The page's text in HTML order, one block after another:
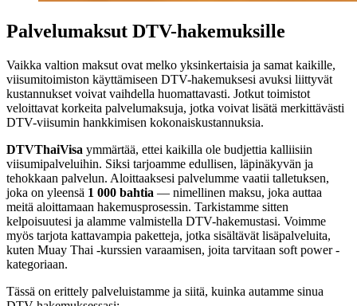
Palvelumaksut DTV-hakemuksille
Vaikka valtion maksut ovat melko yksinkertaisia ja samat kaikille,
viisumitoimiston käyttämiseen DTV-hakemuksesi avuksi liittyvät
kustannukset voivat vaihdella huomattavasti. Jotkut toimistot
veloittavat korkeita palvelumaksuja, jotka voivat lisätä merkittävästi
DTV-viisumin hankkimisen kokonaiskustannuksia.
DTVThaiVisa ymmärtää, ettei kaikilla ole budjettia kalliisiin
viisumipalveluihin. Siksi tarjoamme edullisen, läpinäkyvän ja
tehokkaan palvelun. Aloittaaksesi palvelumme vaatii talletuksen,
joka on yleensä 1 000 bahtia — nimellinen maksu, joka auttaa
meitä aloittamaan hakemusprosessin. Tarkistamme sitten
kelpoisuutesi ja alamme valmistella DTV-hakemustasi. Voimme
myös tarjota kattavampia paketteja, jotka sisältävät lisäpalveluita,
kuten Muay Thai -kurssien varaamisen, joita tarvitaan soft power -
kategoriaan.
Tässä on erittely palveluistamme ja siitä, kuinka autamme sinua